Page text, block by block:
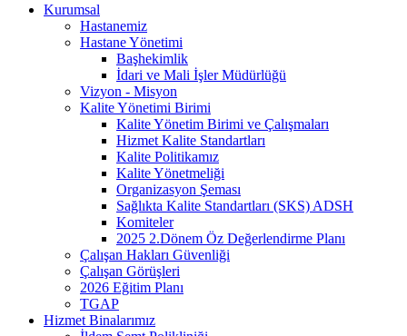
Kurumsal
Hastanemiz
Hastane Yönetimi
Başhekimlik
İdari ve Mali İşler Müdürlüğü
Vizyon - Misyon
Kalite Yönetimi Birimi
Kalite Yönetim Birimi ve Çalışmaları
Hizmet Kalite Standartları
Kalite Politikamız
Kalite Yönetmeliği
Organizasyon Şeması
Sağlıkta Kalite Standartları (SKS) ADSH
Komiteler
2025 2.Dönem Öz Değerlendirme Planı
Çalışan Hakları Güvenliği
Çalışan Görüşleri
2026 Eğitim Planı
TGAP
Hizmet Binalarımız